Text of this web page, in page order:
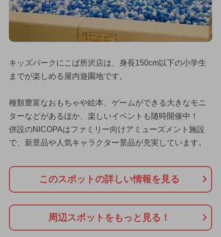
キッズパークにこぱ所沢店は、身長150cm以下の小学生
までが楽しめる屋内遊園地です。
種類豊富なおもちゃや絵本、ゲームができる大きなモニ
ターなどがあるほか、楽しいイベントも随時開催中！
併設のNICOPAはファミリー向けアミューズメント施設
で、新景品や人気キャラクター景品が充実しています。
このスポットの詳しい情報を見る
周辺スポットをもっと見る！